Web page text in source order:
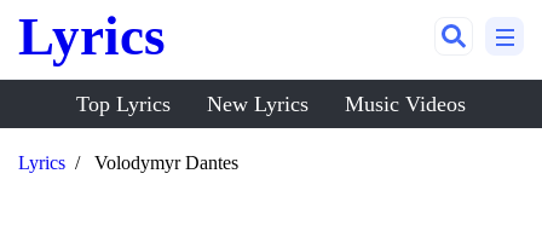
Lyrics
Top Lyrics New Lyrics Music Videos
Lyrics Volodymyr Dantes